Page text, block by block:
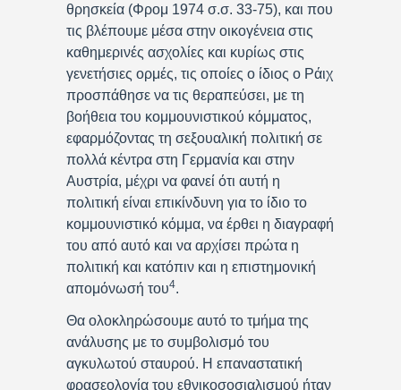
θρησκεία (Φρομ 1974 σ.σ. 33-75), και που
τις βλέπουμε μέσα στην οικογένεια στις
καθημερινές ασχολίες και κυρίως στις
γενετήσιες ορμές, τις οποίες ο ίδιος ο Ράιχ
προσπάθησε να τις θεραπεύσει, με τη
βοήθεια του κομμουνιστικού κόμματος,
εφαρμόζοντας τη σεξουαλική πολιτική σε
πολλά κέντρα στη Γερμανία και στην
Αυστρία, μέχρι να φανεί ότι αυτή η
πολιτική είναι επικίνδυνη για το ίδιο το
κομμουνιστικό κόμμα, να έρθει η διαγραφή
του από αυτό και να αρχίσει πρώτα η
πολιτική και κατόπιν και η επιστημονική
απομόνωσή του4.
Θα ολοκληρώσουμε αυτό το τμήμα της
ανάλυσης με το συμβολισμό του
αγκυλωτού σταυρού. Η επαναστατική
φρασεολογία του εθνικοσοσιαλισμού ήταν